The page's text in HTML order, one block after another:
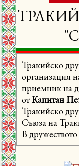
Тракийско
организация
приемник на
от Капитан
Тракийско
Съюза на
В дружеството